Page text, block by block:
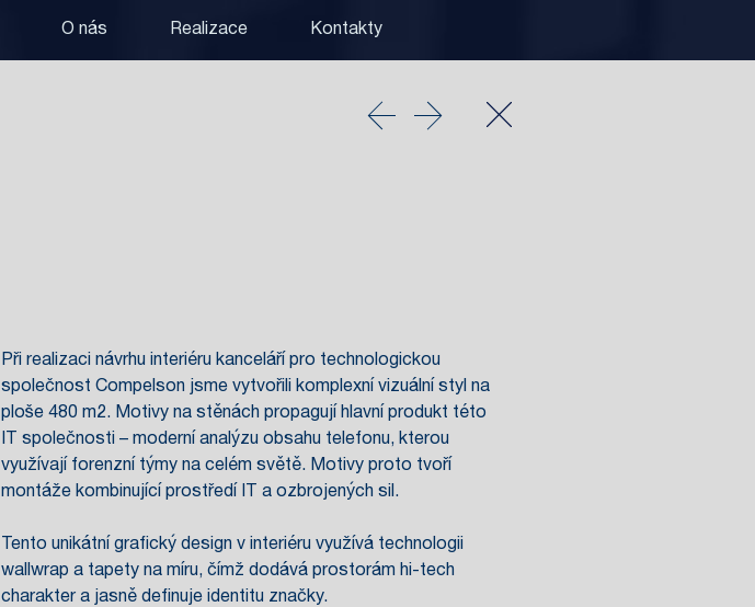
O nás Realizace Kontakty
Při realizaci návrhu interiéru kanceláří pro technologickou
společnost Compelson jsme vytvořili komplexní vizuální styl na
ploše 480 m2. Motivy na stěnách propagují hlavní produkt této
IT společnosti – moderní analýzu obsahu telefonu, kterou
využívají forenzní týmy na celém světě. Motivy proto tvoří
montáže kombinující prostředí IT a ozbrojených sil.
Tento unikátní grafický design v interiéru využívá technologii
wallwrap a tapety na míru, čímž dodává prostorám hi-tech
charakter a jasně definuje identitu značky.